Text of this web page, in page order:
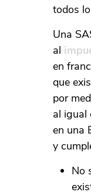
todos
Una
al
en
que
por
al igual
en una
y
No